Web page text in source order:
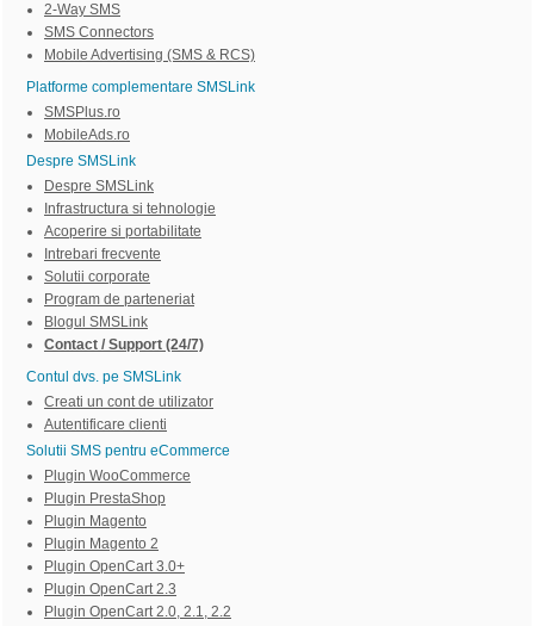
2-Way SMS
SMS Connectors
Mobile Advertising (SMS & RCS)
Platforme complementare SMSLink
SMSPlus.ro
MobileAds.ro
Despre SMSLink
Despre SMSLink
Infrastructura si tehnologie
Acoperire si portabilitate
Intrebari frecvente
Solutii corporate
Program de parteneriat
Blogul SMSLink
Contact / Support (24/7)
Contul dvs. pe SMSLink
Creati un cont de utilizator
Autentificare clienti
Solutii SMS pentru eCommerce
Plugin WooCommerce
Plugin PrestaShop
Plugin Magento
Plugin Magento 2
Plugin OpenCart 3.0+
Plugin OpenCart 2.3
Plugin OpenCart 2.0, 2.1, 2.2